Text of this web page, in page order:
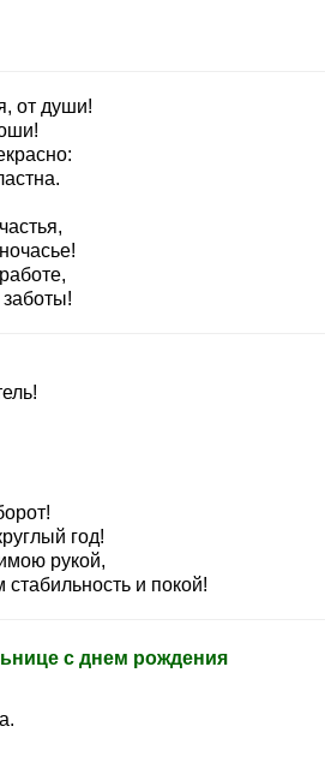
от души!
год!
рукой,
и покой!
с днем рождения